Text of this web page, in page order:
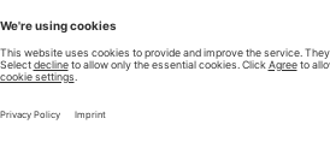
conditions Skötselanvisning